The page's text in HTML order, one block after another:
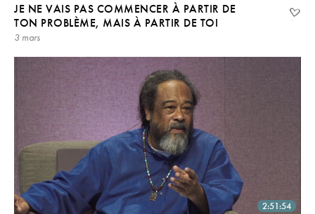
JE NE VAIS PAS COMMENCER À PARTIR DE
TON PROBLÈME, MAIS À PARTIR DE TOI
3 mars
2:51:54